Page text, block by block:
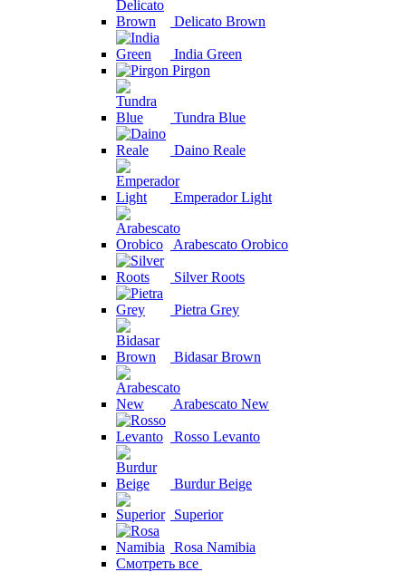
Delicato Brown
India Green
Pirgon
Tundra Blue
Daino Reale
Emperador Light
Arabescato Orobico
Silver Roots
Pietra Grey
Bidasar Brown
Arabescato New
Rosso Levanto
Burdur Beige
Superior
Rosa Namibia
Смотреть все